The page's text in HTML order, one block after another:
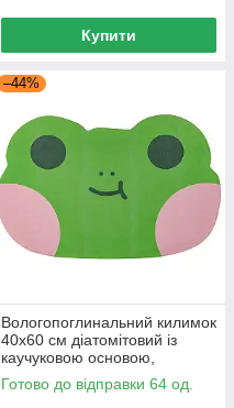
Купити
–44%
Вологопоглинальний килимок
40х60 см діатомітовий із
каучуковою основою,
килимок для ванної 40х60
Антиковзний
Готово до відправки 64 од.